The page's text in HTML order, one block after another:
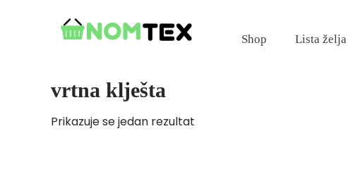
Shop Lista želja
vrtna klješta
Prikazuje se jedan rezultat